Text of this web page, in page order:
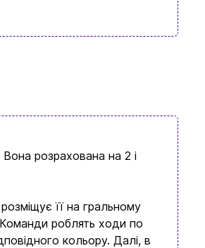
розрахована на 2 і
її на гральному
роблять ходи по
кольору. Далі, в